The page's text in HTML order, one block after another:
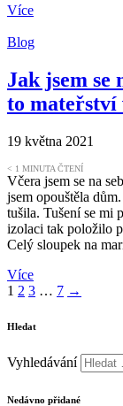
Více
Blog
Jak jsem se
to mateřství
19 května 2021
< 1 MINUTA ČTENÍ
Včera jsem se na
jsem opouštěla
tušila. Tušení se mi
izolaci tak položilo
Celý sloupek na
Více
1 2 3 … 7 →
Hledat
Vyhledávání
Nedávno přidané